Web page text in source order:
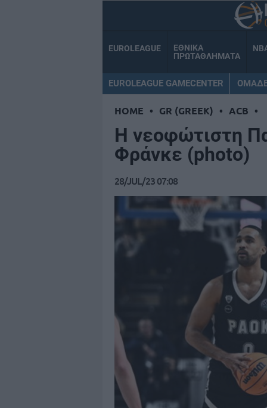
EUROLEAGUE
ΕΘΝΙΚΑ
ΠΡΩΤΑΘΛΗΜΑΤΑ
EUROLEAGUE GAMECENTER
HOME • GR (GREEK) • ACB •
Η νεοφώτιστη
Φράνκε (photo)
28/JUL/23 07:08